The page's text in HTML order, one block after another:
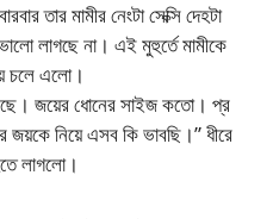
তার মামীর নেংটা সেক্সি দেহটা
লাগছে না। এই মুহুর্তে মামীকে
চলে এলো।
জয়ের ধোনের সাইজ কতো। প্র
জয়কে নিয়ে এসব কি ভাবছি।” ধীরে
লাগলো।